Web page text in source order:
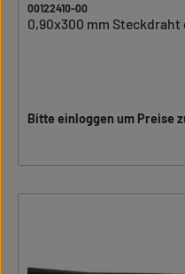
00122410-00
0,90x300 mm Steckdraht
Bitte einloggen um Preise